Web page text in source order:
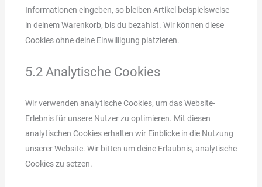
Informationen eingeben, so bleiben Artikel beispielsweise
in deinem Warenkorb, bis du bezahlst. Wir können diese
Cookies ohne deine Einwilligung platzieren.
5.2 Analytische Cookies
Wir verwenden analytische Cookies, um das Website-
Erlebnis für unsere Nutzer zu optimieren. Mit diesen
analytischen Cookies erhalten wir Einblicke in die Nutzung
unserer Website. Wir bitten um deine Erlaubnis, analytische
Cookies zu setzen.